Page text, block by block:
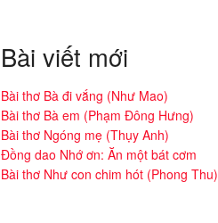
Bài viết mới
Bài thơ Bà đi vắng (Như Mao)
Bài thơ Bà em (Phạm Đông Hưng)
Bài thơ Ngóng mẹ (Thụy Anh)
Đồng dao Nhớ ơn: Ăn một bát cơm
Bài thơ Như con chim hót (Phong Thu)